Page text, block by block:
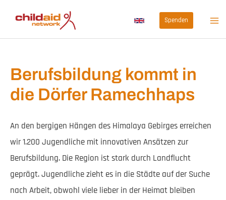
Inhalt
springen
Spenden
Berufsbildung kommt in
die Dörfer Ramechhaps
An den bergigen Hängen des Himalaya Gebirges erreichen
wir 1.200 Jugendliche mit innovativen Ansätzen zur
Berufsbildung. Die Region ist stark durch Landflucht
geprägt. Jugendliche zieht es in die Städte auf der Suche
nach Arbeit, obwohl viele lieber in der Heimat bleiben